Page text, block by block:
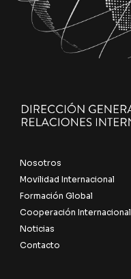
Nosotros
Movilidad Internacional
Formación Global
Cooperación Internacional
Noticias
Contacto